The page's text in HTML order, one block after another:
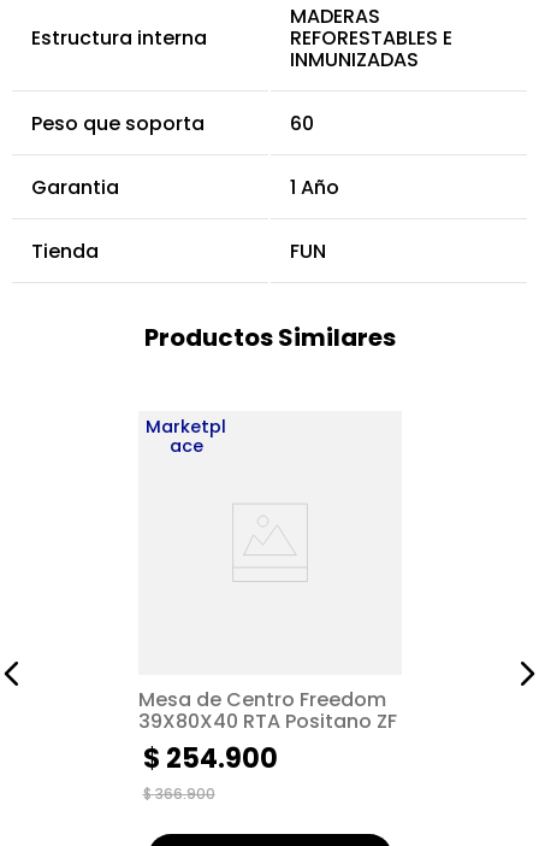
Estructura interna
MADERAS
REFORESTABLES E
INMUNIZADAS
Peso que soporta 60
Garantia 1 Año
Tienda FUN
Productos Similares
Marketpl
ace
Mesa de Centro Freedom
39X80X40 RTA Positano ZF
$366.900
$ 254.900